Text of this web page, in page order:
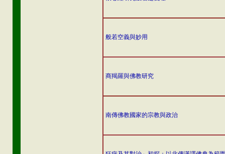
般若空義與妙用
商羯羅與佛教研究
南傳佛教國家的宗教與政治